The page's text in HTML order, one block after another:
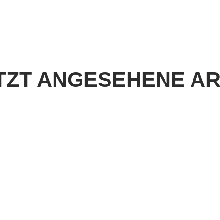
ANGESEHENE